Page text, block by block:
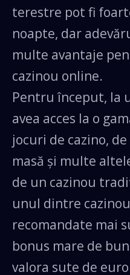
terestre pot fi
noapte, dar
multe avantaje
cazinou online.
Pentru început, la
avea acces la o
jocuri de cazino,
masă și multe
de un cazinou
unul dintre
recomandate mai
bonus mare de
valora sute de